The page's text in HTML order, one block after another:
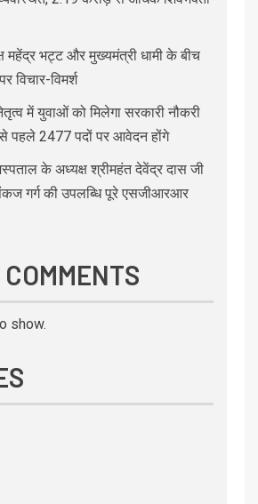
महेंद्र भट्ट और मुख्यमंत्री धामी के बीच
विचार-विमर्श
में युवाओं को मिलेगा सरकारी नौकरी
पहले 2477 पदों पर आवेदन होंगे
के अध्यक्ष श्रीमहंत देवेंद्र दास जी
गर्ग की उपलब्धि पूरे एसजीआरआर
show.